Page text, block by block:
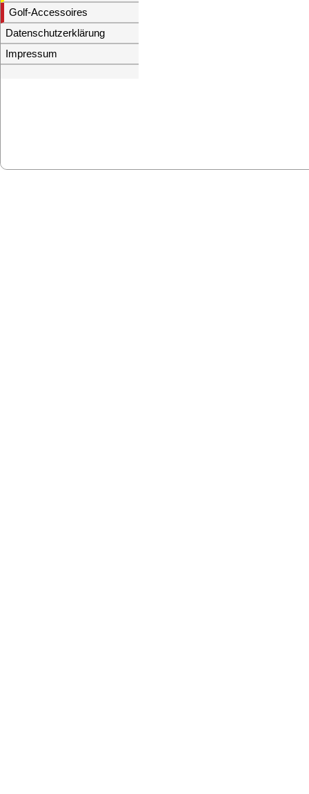
Golf-Accessoires
Datenschutzerklärung
Impressum